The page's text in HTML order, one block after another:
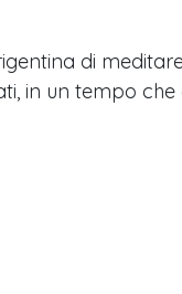
di
in un tempo